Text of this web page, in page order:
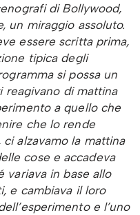
di Bollywood,
un miraggio assoluto.
essere scritta prima,
tipica degli
si possa un
reagivano di mattina
a quello che
che lo rende
alzavamo la mattina
cose e accadeva
variava in base allo
e cambiava il loro
e l’uno